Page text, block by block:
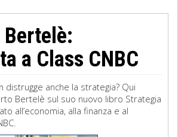
a Class CNBC
distrugge anche la strategia? Qui
Bertelè sul suo nuovo libro Strategia
all’economia, alla finanza e al